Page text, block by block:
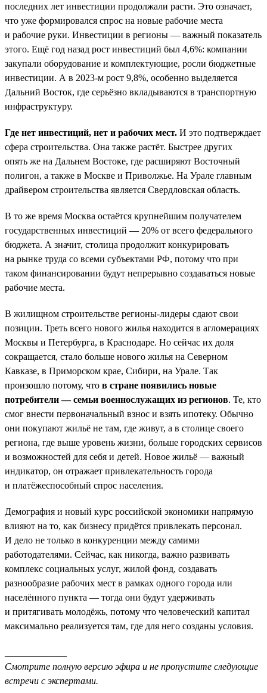
последних лет инвестиции продолжали расти. Это означает,
что уже формировался спрос на новые рабочие места
и рабочие руки. Инвестиции в регионы — важный показатель
этого. Ещё год назад рост инвестиций был 4,6%: компании
закупали оборудование и комплектующие, росли бюджетные
инвестиции. А в 2023-м рост 9,8%, особенно выделяется
Дальний Восток, где серьёзно вкладываются в транспортную
инфраструктуру.
Где нет инвестиций, нет и рабочих мест. И это подтверждает
сфера строительства. Она также растёт. Быстрее других
опять же на Дальнем Востоке, где расширяют Восточный
полигон, а также в Москве и Приволжье. На Урале главным
драйвером строительства является Свердловская область.
В то же время Москва остаётся крупнейшим получателем
государственных инвестиций — 20% от всего федерального
бюджета. А значит, столица продолжит конкурировать
на рынке труда со всеми субъектами РФ, потому что при
таком финансировании будут непрерывно создаваться новые
рабочие места.
В жилищном строительстве регионы-лидеры сдают свои
позиции. Треть всего нового жилья находится в агломерациях
Москвы и Петербурга, в Краснодаре. Но сейчас их доля
сокращается, стало больше нового жилья на Северном
Кавказе, в Приморском крае, Сибири, на Урале. Так
произошло потому, что в стране появились новые
потребители — семьи военнослужащих из регионов. Те, кто
смог внести первоначальный взнос и взять ипотеку. Обычно
они покупают жильё не там, где живут, а в столице своего
региона, где выше уровень жизни, больше городских сервисов
и возможностей для себя и детей. Новое жильё — важный
индикатор, он отражает привлекательность города
и платёжеспособный спрос населения.
Демография и новый курс российской экономики напрямую
влияют на то, как бизнесу придётся привлекать персонал.
И дело не только в конкуренции между самими
работодателями. Сейчас, как никогда, важно развивать
комплекс социальных услуг, жилой фонд, создавать
разнообразие рабочих мест в рамках одного города или
населённого пункта — тогда они будут удерживать
и притягивать молодёжь, потому что человеческий капитал
максимально реализуется там, где для него созданы условия.
Смотрите полную версию эфира и не пропустите следующие
встречи с экспертами.